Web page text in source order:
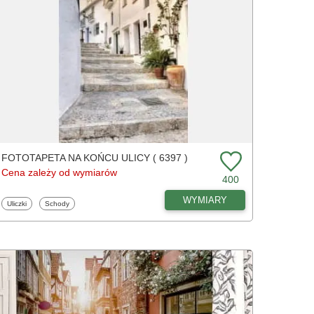
FOTOTAPETA NA KOŃCU ULICY ( 6397 )
Cena zależy od wymiarów
400
Fototapety
Uliczki Fototapety
Schody WYMIARY